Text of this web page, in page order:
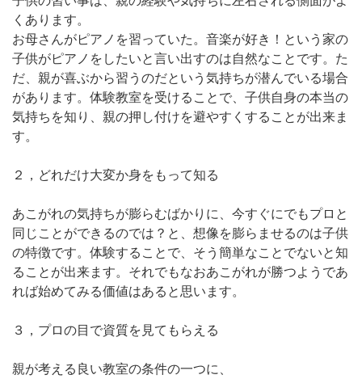
くあります。
お母さんがピアノを習っていた。音楽が好き！という家の
子供がピアノをしたいと言い出すのは自然なことです。た
だ、親が喜ぶから習うのだという気持ちが潜んでいる場合
があります。体験教室を受けることで、子供自身の本当の
気持ちを知り、親の押し付けを避やすくすることが出来ま
す。
２，どれだけ大変か身をもって知る
あこがれの気持ちが膨らむばかりに、今すぐにでもプロと
同じことができるのでは？と、想像を膨らませるのは子供
の特徴です。体験することで、そう簡単なことでないと知
ることが出来ます。それでもなおあこがれが勝つようであ
れば始めてみる価値はあると思います。
３，プロの目で資質を見てもらえる
親が考える良い教室の条件の一つに、